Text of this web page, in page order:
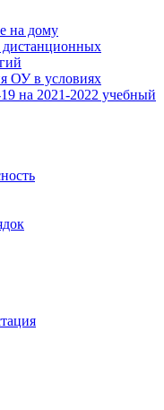
на дому
ОУ в условиях
на 2021-2022 учебный